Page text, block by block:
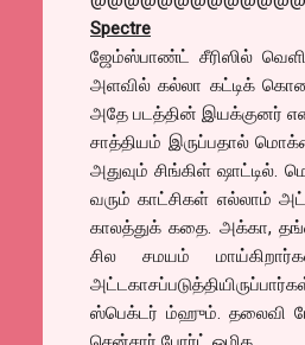
Spectre
ஜேம்ஸ்பாண்ட் சீரிஸில்
அளவில் கல்லா கட்டிக்
அதே படத்தின் இயக்குனர்
சாத்தியம் இருப்பதால்
அதுவும் சிங்கிள்
வரும் காட்சிகள் எல்லாம்
காலத்துக் கதை. அக்கா,
சில சமயம்
ஸ்பெக்டர் ம்ஹும். தலைவி